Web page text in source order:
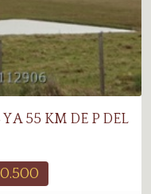
A 55 KM DE P DEL